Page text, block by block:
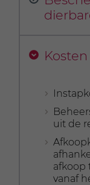
2.500
bedrag
Bij het
contract
komt
polis op
Belfius
Capital
uit de
afkoop
vanaf